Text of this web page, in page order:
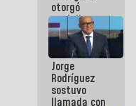
otorgó
medalla
"Héroe de
Venezuela"
a servidores
públicos
Jorge
Rodríguez
sostuvo
llamada con